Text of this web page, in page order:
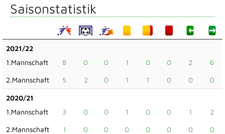
Saisonstatistik
2021/22
1.Mannschaft
8 0 0 1 0 0 2 6
2.Mannschaft 5 2 0 1 1 0 0 0
2020/21
1.Mannschaft
3 0 0 1 0 0 1 2
2.Mannschaft 1 0 0 0 0 0 0 0